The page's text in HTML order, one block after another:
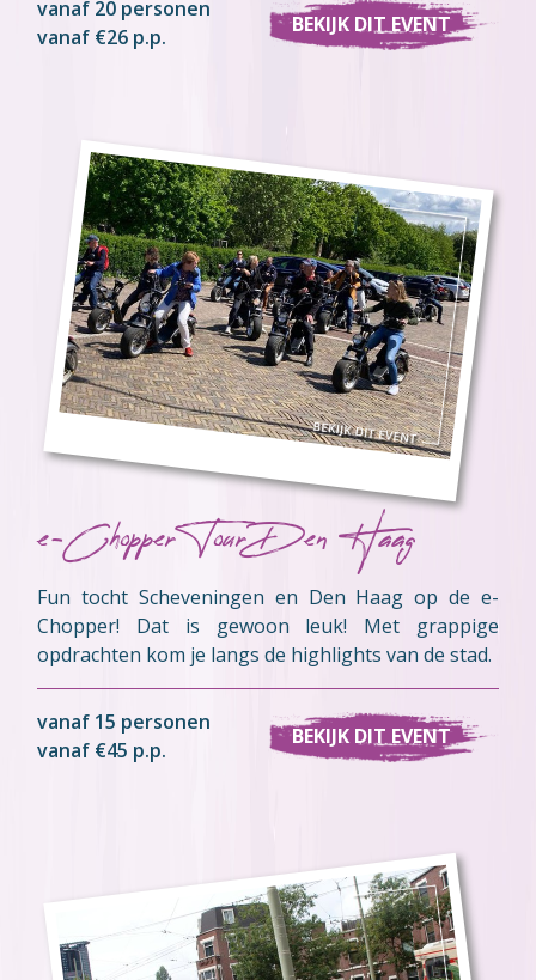
vanaf 20 personen
vanaf €26 p.p.
BEKIJK DIT EVENT
e-Chopper Tour Den Haag
Fun tocht Scheveningen en Den Haag op de e-
Chopper! Dat is gewoon leuk! Met grappige
opdrachten kom je langs de highlights van de stad.
vanaf 15 personen
vanaf €45 p.p.
BEKIJK DIT EVENT